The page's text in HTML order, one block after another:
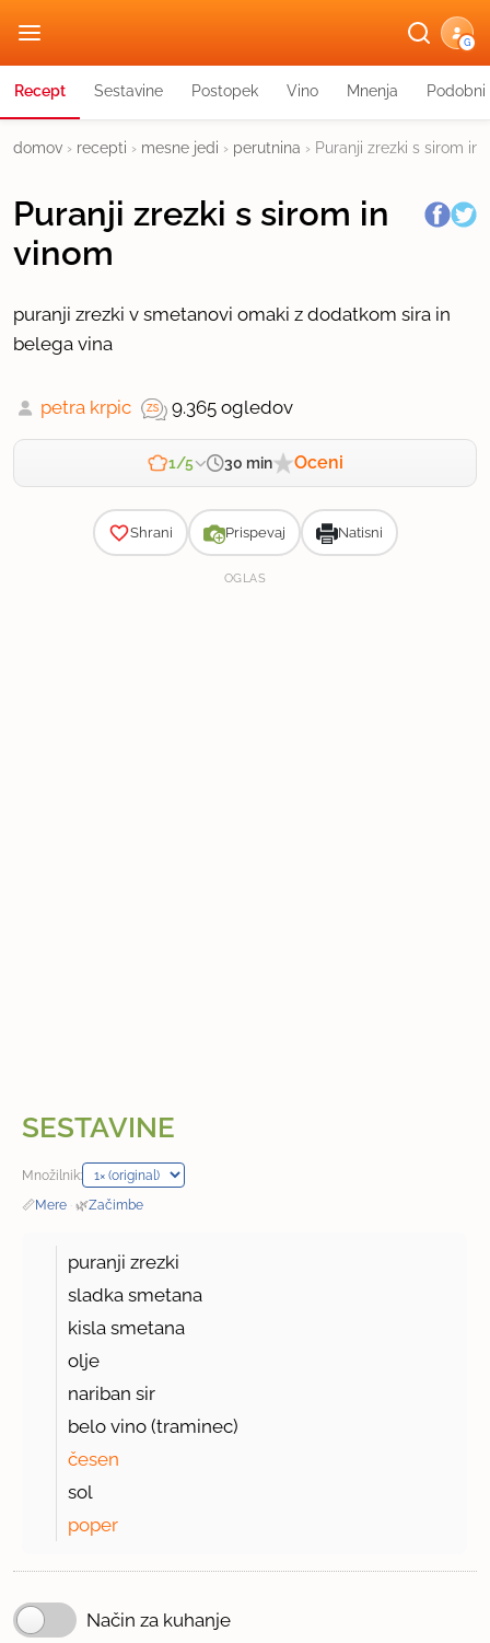
G
Recept Sestavine Postopek Vino Mnenja
domov › recepti › mesne jedi › perutnina › Puranji zrezki s sirom in
Puranji zrezki s sirom in
vinom
puranji zrezki v smetanovi omaki z dodatkom sira in
belega vina
petra krpic 9.365 ogledov
1/5 30 min Oceni
Shrani Prispevaj Natisni
OGLAS
SESTAVINE
Množilnik:
📏Mere · 🌿Začimbe
puranji zrezki
sladka smetana
kisla smetana
olje
nariban sir
belo vino (traminec)
česen
sol
poper
Način za kuhanje